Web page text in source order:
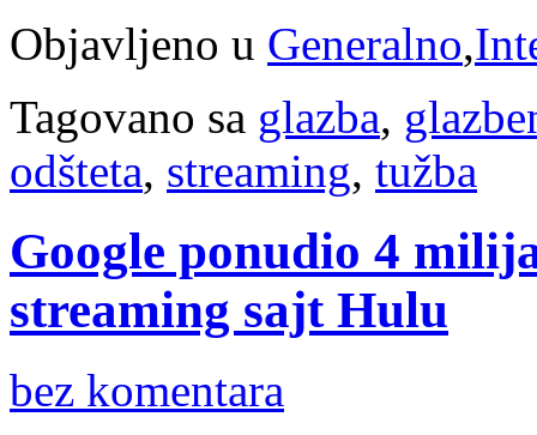
Objavljeno u Generalno,
Tagovano sa glazba,
odšteta, streaming, tužba
Google ponudio 4
streaming sajt Hulu
bez komentara